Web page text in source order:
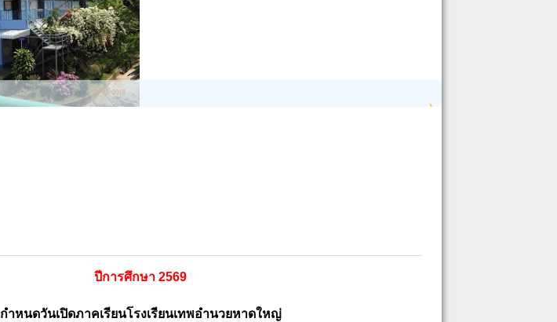
ปีการศึกษา 2569
กำหนดวันเปิดภาคเรียนโรงเรียนเทพอำนวยหาดใหญ่